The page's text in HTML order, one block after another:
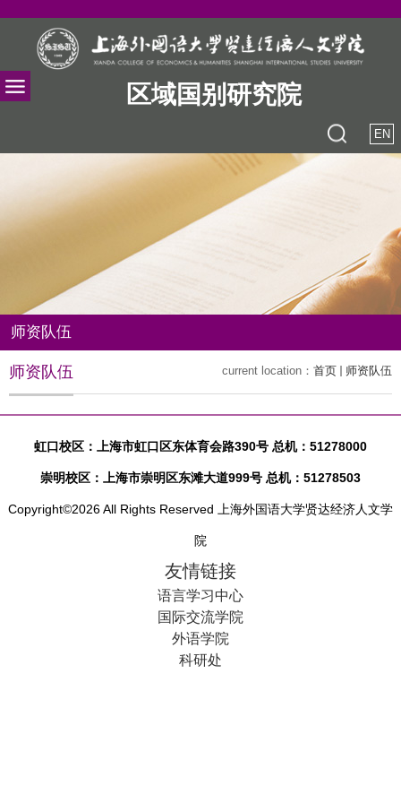
区域国别研究院
EN
师资队伍
current location： 首页 师资队伍
师资队伍
虹口校区：上海市虹口区东体育会路390号 总机：51278000
崇明校区：上海市崇明区东滩大道999号 总机：51278503
Copyright©2026 All Rights Reserved 上海外国语大学贤达经济人文学
院
友情链接
语言学习中心
国际交流学院
外语学院
科研处